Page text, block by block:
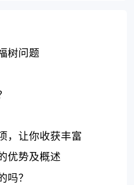
树问题
，让你收获丰富
优势及概述
？